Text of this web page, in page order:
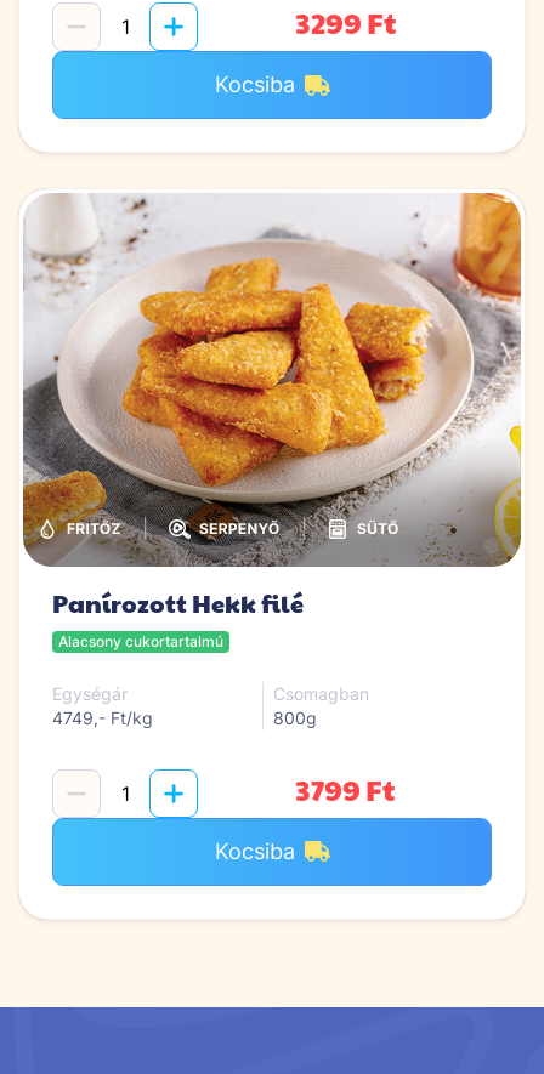
3299 Ft
Kocsiba
| |
Panírozott Hekk filé
Alacsony cukortartalmú
Egységár
4749,- Ft/kg
Csomagban
800g
3799 Ft
Kocsiba